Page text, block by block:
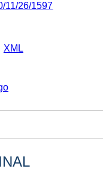
11/26/1597
XML